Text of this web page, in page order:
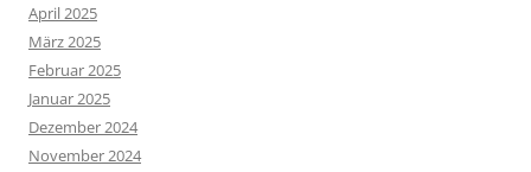
April 2025
März 2025
Februar 2025
Januar 2025
Dezember 2024
November 2024